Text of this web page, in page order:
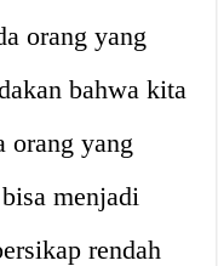
orang yang
bahwa kita
orang yang
menjadi
rendah